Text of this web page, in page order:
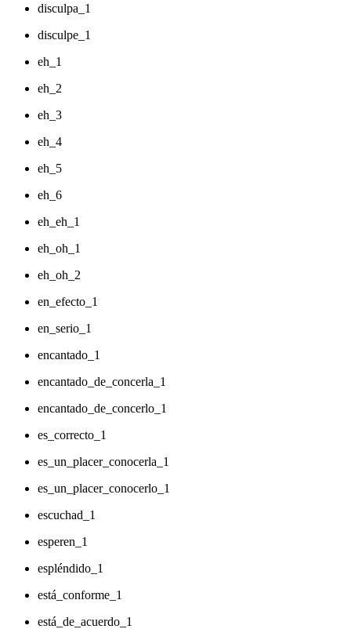
disculpa_1
disculpe_1
eh_1
eh_2
eh_3
eh_4
eh_5
eh_6
eh_eh_1
eh_oh_1
eh_oh_2
en_efecto_1
en_serio_1
encantado_1
encantado_de_concerla_1
encantado_de_concerlo_1
es_correcto_1
es_un_placer_conocerla_1
es_un_placer_conocerlo_1
escuchad_1
esperen_1
espléndido_1
está_conforme_1
está_de_acuerdo_1